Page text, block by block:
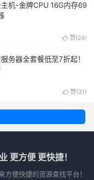
机-金牌CPU 16G内存69
 赞(24)
务器全套餐低至7折起！
 赞(31 )
更方便 更快捷！
便快捷的资源查找平台！